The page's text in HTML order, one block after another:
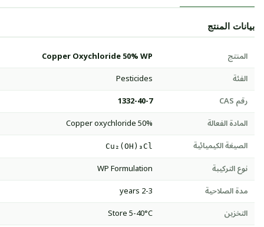
بيانات المنتج
المنتج
Copper Oxychloride 50% WP
الفئة
Pesticides
رقم CAS
1332-40-7
المادة الفعالة
Copper oxychloride 50%
الصيغة الكيميائية
Cu₂(OH)₃Cl
نوع التركيبة
WP Formulation
مدة الصلاحية
2-3 years
التخزين
Store 5-40°C